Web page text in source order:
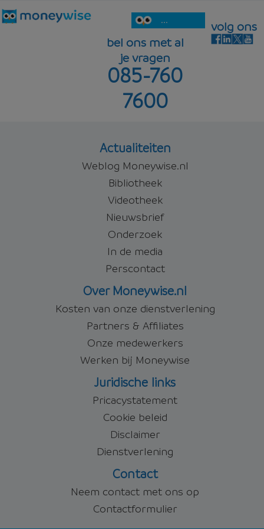
...
bel ons met al
je vragen
085-760
7600
volg ons
Actualiteiten
Weblog Moneywise.nl
Bibliotheek
Videotheek
Nieuwsbrief
Onderzoek
In de media
Perscontact
Over Moneywise.nl
Kosten van onze dienstverlening
Partners & Affiliates
Onze medewerkers
Werken bij Moneywise
Juridische links
Pricacystatement
Cookie beleid
Disclaimer
Dienstverlening
Contact
Neem contact met ons op
Contactformulier